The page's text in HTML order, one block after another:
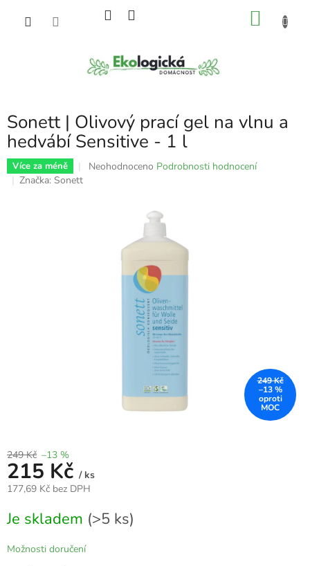
Sonett | Olivový prací gel na vlnu a
hedvábí Sensitive - 1 l
Více za méně
Průměrné
Neohodnoceno Podrobnosti hodnocení
Značka: Sonett
249 Kč
–13 %
249 Kč –13 %
215 Kč / ks
177,69 Kč bez DPH
cena:
Je skladem (>5 ks)
Možnosti doručení